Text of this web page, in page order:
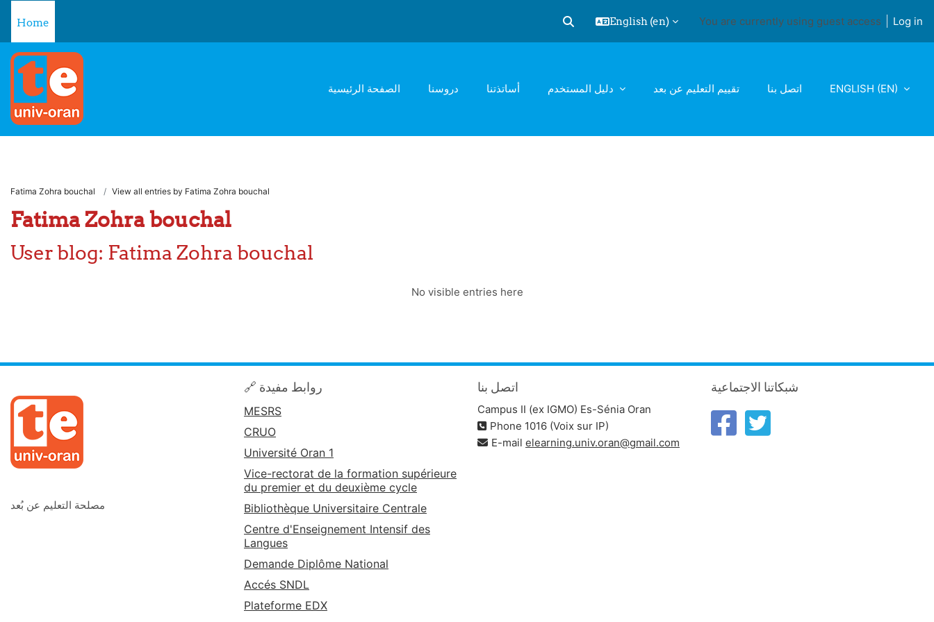
Home
Toggle search input
English ‎(en)‎ You are currently using guest access Log in
الصفحة الرئيسية دروسنا أساتذتنا تقييم التعليم عن بعد اتصل بنا ENGLISH ‎(EN)‎
Fatima Zohra bouchal View all entries by Fatima Zohra bouchal
Fatima Zohra bouchal
User blog: Fatima Zohra bouchal
No visible entries here
مصلحة التعليم عن بُعد
🔗 روابط مفيدة
MESRS
CRUO
Université Oran 1
Vice-rectorat de la formation supérieure
du premier et du deuxième cycle
Bibliothèque Universitaire Centrale
Centre d'Enseignement Intensif des
Langues
Demande Diplôme National
Accés SNDL
Plateforme EDX
اتصل بنا
Campus II (ex IGMO) Es-Sénia Oran
Phone 1016 (Voix sur IP)
E-mail elearning.univ.oran@gmail.com
شبكاتنا الاجتماعية